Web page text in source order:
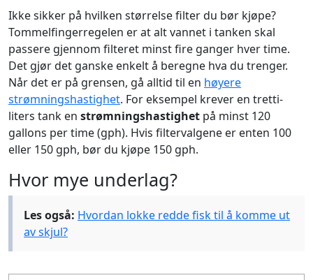
Ikke sikker på hvilken størrelse filter du bør kjøpe?
Tommelfingerregelen er at alt vannet i tanken skal
passere gjennom filteret minst fire ganger hver time.
Det gjør det ganske enkelt å beregne hva du trenger.
Når det er på grensen, gå alltid til en høyere
strømningshastighet. For eksempel krever en tretti-
liters tank en strømningshastighet på minst 120
gallons per time (gph). Hvis filtervalgene er enten 100
eller 150 gph, bør du kjøpe 150 gph.
Hvor mye underlag?
Les også: Hvordan lokke redde fisk til å komme ut
av skjul?